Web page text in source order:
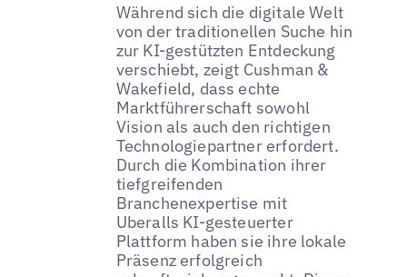
Während sich die digitale Welt
von der traditionellen Suche hin
zur KI-gestützten Entdeckung
verschiebt, zeigt Cushman &
Wakefield, dass echte
Marktführerschaft sowohl
Vision als auch den richtigen
Technologiepartner erfordert.
Durch die Kombination ihrer
tiefgreifenden
Branchenexpertise mit
Uberalls KI-gesteuerter
Plattform haben sie ihre lokale
Präsenz erfolgreich